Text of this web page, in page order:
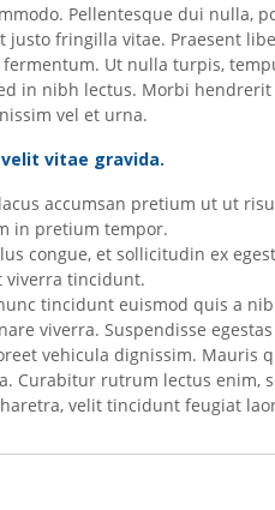
Pellentesque dui nulla,
fringilla vitae. Praesent
Ut nulla turpis,
in nibh lectus. Morbi
vel et urna.
vitae gravida.
accumsan pretium ut ut
in pretium tempor.
congue, et sollicitudin ex
viverra tincidunt.
tincidunt euismod quis a
viverra. Suspendisse
vehicula dignissim. Mauris
Curabitur rutrum lectus enim,
velit tincidunt feugiat